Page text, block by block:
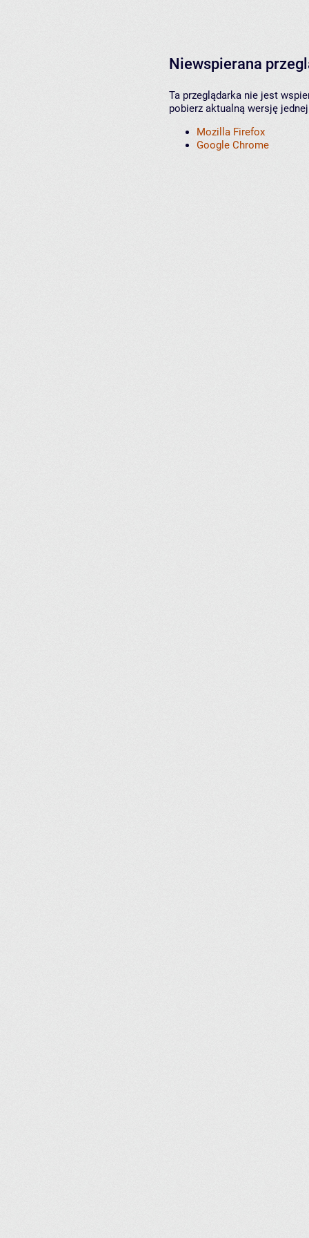
Niewspierana
Ta przeglądarka nie jest
pobierz aktualną wersję
Mozilla Firefox
Google Chrome